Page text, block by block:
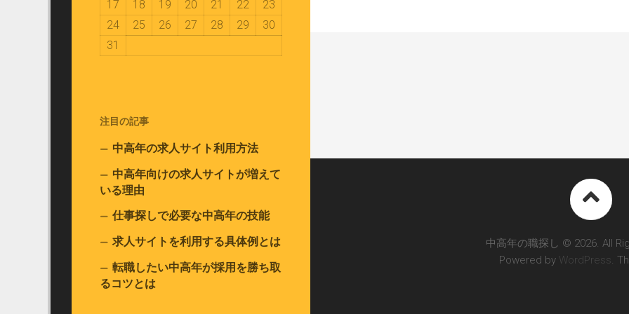
17 18 19 20 21 22
23
24
25 26 27 28 29
30
31
注目の記事
中高年の求人サイト利用方法
中高年向けの求人サイトが増えて
いる理由
仕事探しで必要な中高年の技能
求人サイトを利用する具体例とは
転職したい中高年が採用を勝ち取
るコツとは
中高年の職探し © 2026. All
Powered by WordPress.